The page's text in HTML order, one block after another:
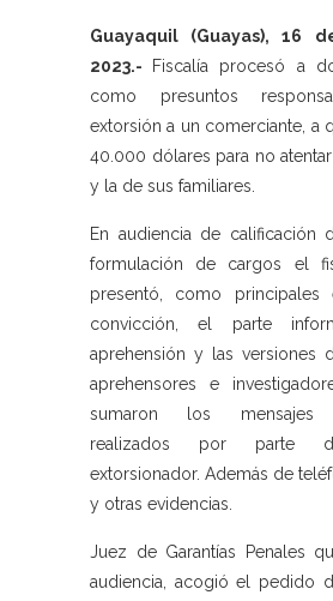
Guayaquil (Guayas), 16
2023.-
Fiscalía procesó a
como presuntos
extorsión a un comerciante, a
40.000 dólares para no
y la de sus familiares.
En audiencia de calificación
formulación de cargos el
presentó, como principales
convicción, el parte
aprehensión y las versiones
aprehensores e
sumaron los mensajes
realizados por parte
extorsionador. Además de
y otras evidencias.
Juez de Garantías Penales
audiencia, acogió el pedido